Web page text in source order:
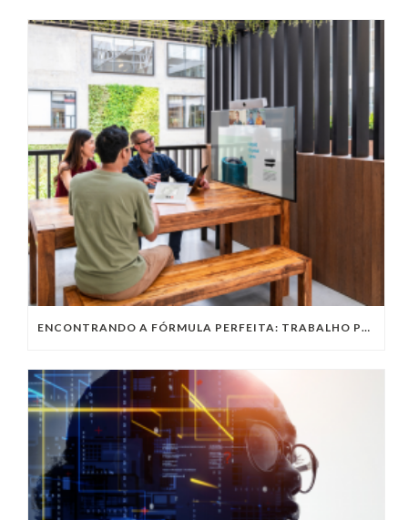
ENCONTRANDO A FÓRMULA PERFEITA: TRABALHO PRESENCIAL, HOME OFFICE OU TRABALHO HÍBRIDO?